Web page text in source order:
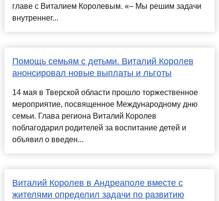
главе с Виталием Королевым. «– Мы решим задачи
внутреннег...
Помощь семьям с детьми. Виталий Королев
анонсировал новые выплаты и льготы
14 мая в Тверской области прошло торжественное
мероприятие, посвященное Международному дню
семьи. Глава региона Виталий Королев
поблагодарил родителей за воспитание детей и
объявил о введен...
Виталий Королев в Андреаполе вместе с
жителями определил задачи по развитию